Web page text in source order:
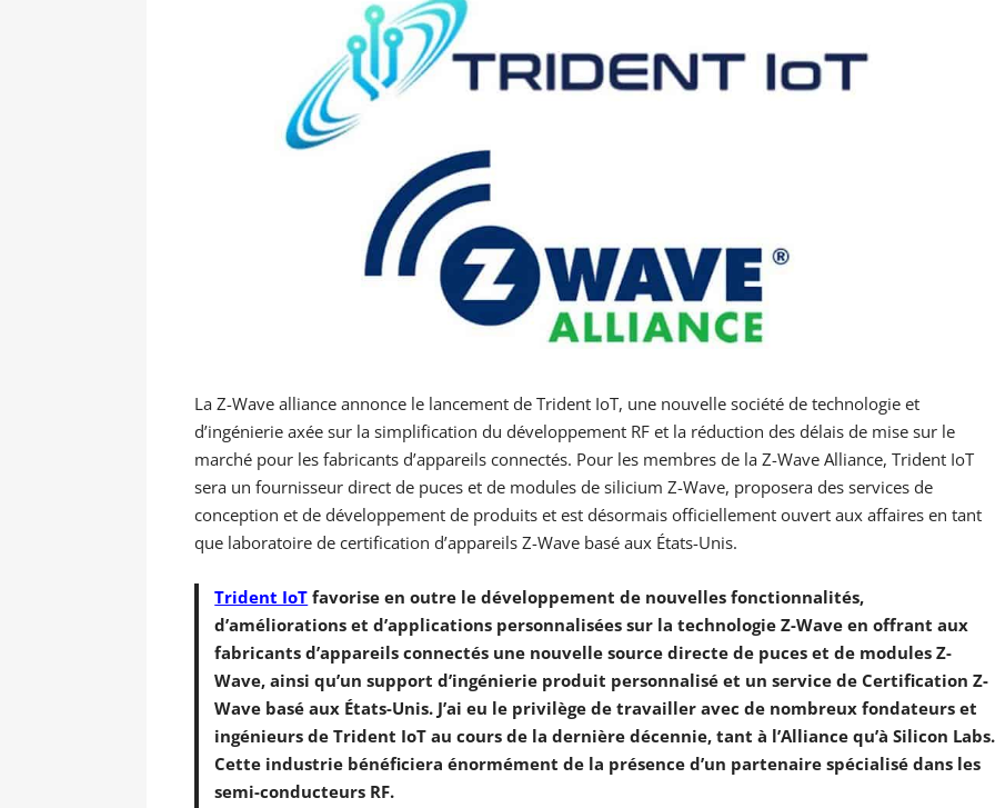
La Z-Wave alliance annonce le lancement de Trident IoT, une nouvelle société de technologie et
d’ingénierie axée sur la simplification du développement RF et la réduction des délais de mise sur le
marché pour les fabricants d’appareils connectés. Pour les membres de la Z-Wave Alliance, Trident IoT
sera un fournisseur direct de puces et de modules de silicium Z-Wave, proposera des services de
conception et de développement de produits et est désormais officiellement ouvert aux affaires en tant
que laboratoire de certification d’appareils Z-Wave basé aux États-Unis.
Trident IoT favorise en outre le développement de nouvelles fonctionnalités,
d’améliorations et d’applications personnalisées sur la technologie Z-Wave en offrant aux
fabricants d’appareils connectés une nouvelle source directe de puces et de modules Z-
Wave, ainsi qu’un support d’ingénierie produit personnalisé et un service de Certification Z-
Wave basé aux États-Unis. J’ai eu le privilège de travailler avec de nombreux fondateurs et
ingénieurs de Trident IoT au cours de la dernière décennie, tant à l’Alliance qu’à Silicon Labs.
Cette industrie bénéficiera énormément de la présence d’un partenaire spécialisé dans les
semi-conducteurs RF.